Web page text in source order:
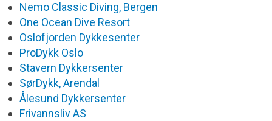
Nemo Classic Diving, Bergen
One Ocean Dive Resort
Oslofjorden Dykkesenter
ProDykk Oslo
Stavern Dykkersenter
SørDykk, Arendal
Ålesund Dykkersenter
Frivannsliv AS